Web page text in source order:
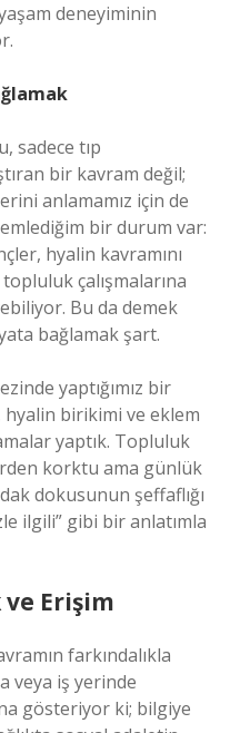
deneyiminin
sadece tıp
bir kavram değil;
anlamamız için de
bir durum var:
hyalin kavramını
çalışmalarına
Bu da demek
bağlamak şart.
yaptığımız bir
hyalin birikimi ve eklem
yaptık. Topluluk
korktu ama günlük
dokusunun şeffaflığı
ilgili” gibi bir anlatımla
ve Erişim
farkındalıkla
veya iş yerinde
gösteriyor ki; bilgiye